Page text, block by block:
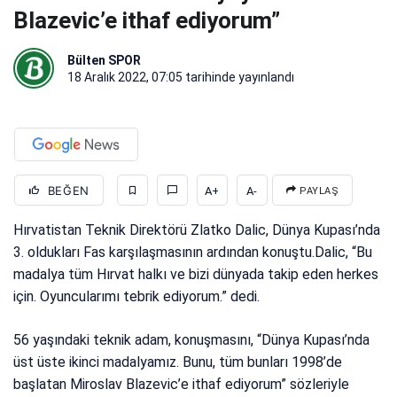
Blazevic’e ithaf ediyorum”
Bülten SPOR
18 Aralık 2022, 07:05 tarihinde yayınlandı
BEĞEN A+ A- PAYLAŞ
Hırvatistan Teknik Direktörü Zlatko Dalic, Dünya Kupası’nda
3. oldukları Fas karşılaşmasının ardından konuştu.Dalic, “Bu
madalya tüm Hırvat halkı ve bizi dünyada takip eden herkes
için. Oyuncularımı tebrik ediyorum.” dedi.
56 yaşındaki teknik adam, konuşmasını, “Dünya Kupası’nda
üst üste ikinci madalyamız. Bunu, tüm bunları 1998’de
başlatan Miroslav Blazevic’e ithaf ediyorum” sözleriyle